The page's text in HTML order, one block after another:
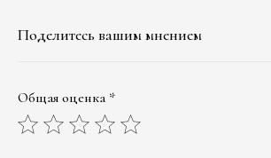
Поделитесь вашим мнением
Общая оценка *